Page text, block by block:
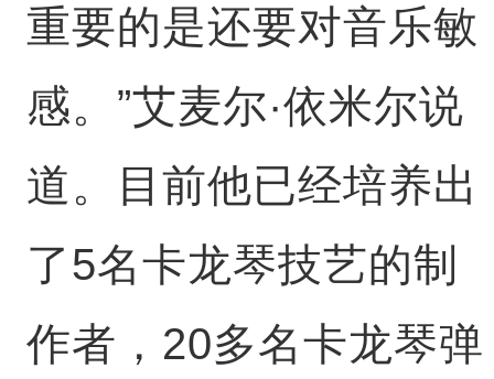
重要的是还要对音乐敏
感。”艾麦尔·依米尔说
道。目前他已经培养出
了5名卡龙琴技艺的制
作者，20多名卡龙琴弹